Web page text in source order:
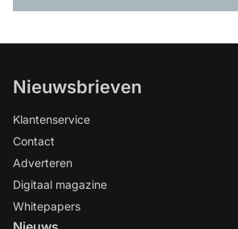
Nieuwsbrieven
Klantenservice
Contact
Adverteren
Digitaal magazine
Whitepapers